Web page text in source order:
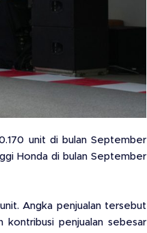
unit di bulan September
Honda di bulan September
Angka penjualan tersebut
kontribusi penjualan sebesar